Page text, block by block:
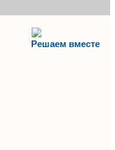
Решаем вместе